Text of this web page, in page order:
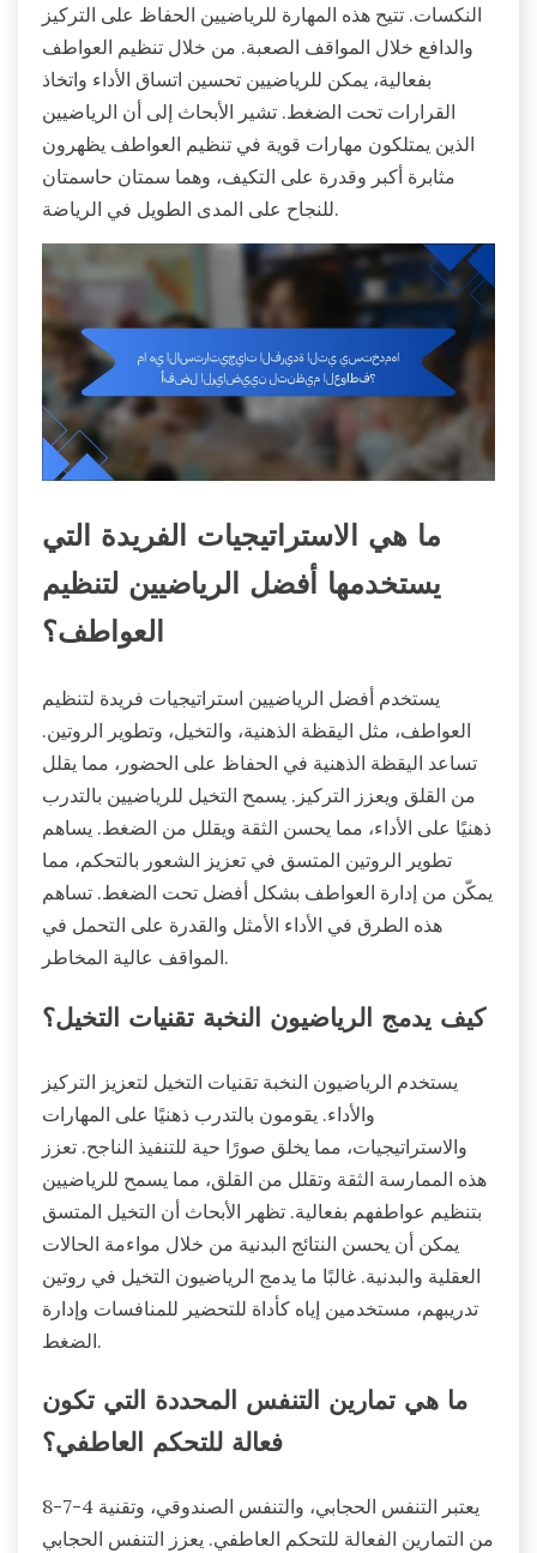
النكسات. تتيح هذه المهارة للرياضيين الحفاظ على التركيز
والدافع خلال المواقف الصعبة. من خلال تنظيم العواطف
بفعالية، يمكن للرياضيين تحسين اتساق الأداء واتخاذ
القرارات تحت الضغط. تشير الأبحاث إلى أن الرياضيين
الذين يمتلكون مهارات قوية في تنظيم العواطف يظهرون
مثابرة أكبر وقدرة على التكيف، وهما سمتان حاسمتان
للنجاح على المدى الطويل في الرياضة.
ما هي الاستراتيجيات الفريدة التي
يستخدمها أفضل الرياضيين لتنظيم
العواطف؟
يستخدم أفضل الرياضيين استراتيجيات فريدة لتنظيم
العواطف، مثل اليقظة الذهنية، والتخيل، وتطوير الروتين.
تساعد اليقظة الذهنية في الحفاظ على الحضور، مما يقلل
من القلق ويعزز التركيز. يسمح التخيل للرياضيين بالتدرب
ذهنيًا على الأداء، مما يحسن الثقة ويقلل من الضغط. يساهم
تطوير الروتين المتسق في تعزيز الشعور بالتحكم، مما
يمكّن من إدارة العواطف بشكل أفضل تحت الضغط. تساهم
هذه الطرق في الأداء الأمثل والقدرة على التحمل في
المواقف عالية المخاطر.
كيف يدمج الرياضيون النخبة تقنيات التخيل؟
يستخدم الرياضيون النخبة تقنيات التخيل لتعزيز التركيز
والأداء. يقومون بالتدرب ذهنيًا على المهارات
والاستراتيجيات، مما يخلق صورًا حية للتنفيذ الناجح. تعزز
هذه الممارسة الثقة وتقلل من القلق، مما يسمح للرياضيين
بتنظيم عواطفهم بفعالية. تظهر الأبحاث أن التخيل المتسق
يمكن أن يحسن النتائج البدنية من خلال مواءمة الحالات
العقلية والبدنية. غالبًا ما يدمج الرياضيون التخيل في روتين
تدريبهم، مستخدمين إياه كأداة للتحضير للمنافسات وإدارة
الضغط.
ما هي تمارين التنفس المحددة التي تكون
فعالة للتحكم العاطفي؟
يعتبر التنفس الحجابي، والتنفس الصندوقي، وتقنية 4-7-8
من التمارين الفعالة للتحكم العاطفي. يعزز التنفس الحجابي